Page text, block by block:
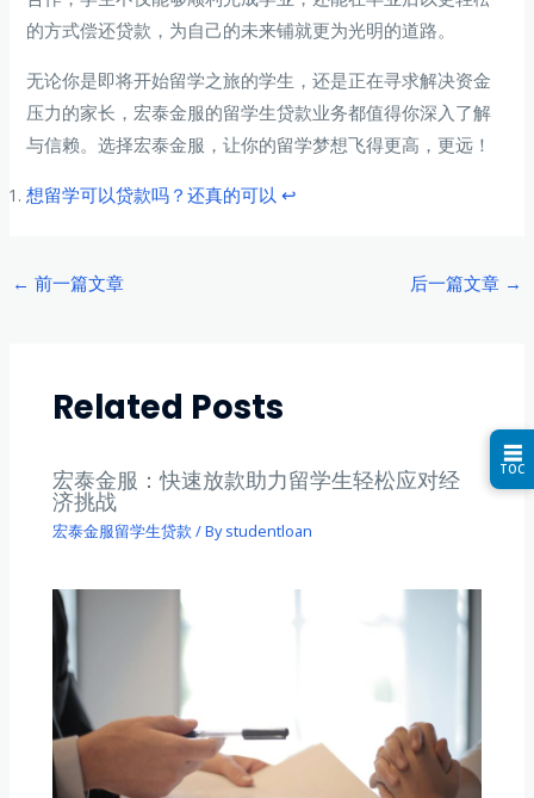
的方式偿还贷款，为自己的未来铺就更为光明的道路。
无论你是即将开始留学之旅的学生，还是正在寻求解决资金
压力的家长，宏泰金服的留学生贷款业务都值得你深入了解
与信赖。选择宏泰金服，让你的留学梦想飞得更高，更远！
想留学可以贷款吗？还真的可以 ↩︎
Post
← 前一篇文章 后一篇文章 →
Related Posts
宏泰金服：快速放款助力留学生轻松应对经
济挑战
宏泰金服留学生贷款 / Bystudentloan
☰
TOC